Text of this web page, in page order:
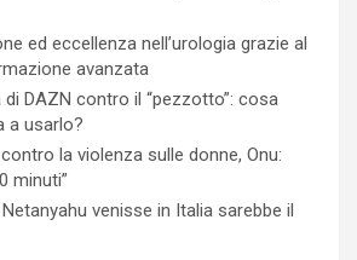
ed eccellenza nell’urologia grazie al
avanzata
DAZN contro il “pezzotto”: cosa
a usarlo?
la violenza sulle donne, Onu:
minuti”
Netanyahu venisse in Italia sarebbe il